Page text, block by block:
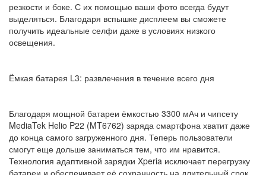
резкости и боке. С их помощью ваши фото всегда будут
выделяться. Благодаря вспышке дисплеем вы сможете
получить идеальные селфи даже в условиях низкого
освещения.
Ёмкая батарея L3: развлечения в течение всего дня
Благодаря мощной батареи ёмкостью 3300 мАч и чипсету
MediaTek Helio P22 (MT6762) заряда смартфона хватит даже
до конца самого загруженного дня. Теперь пользователи
смогут еще дольше заниматься тем, что им нравится.
Технология адаптивной зарядки Xperia исключает перегрузку